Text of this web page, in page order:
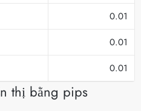
0.01
0.01
0.01
thị bằng pips